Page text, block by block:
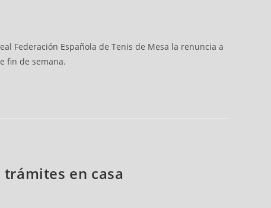
Federación Española de Tenis de Mesa la renuncia a
fin de semana.
en casa